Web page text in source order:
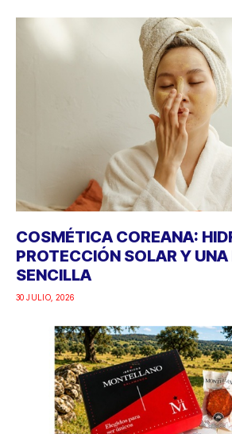
COSMÉTICA COREANA:
PROTECCIÓN SOLAR Y
SENCILLA
30 JULIO, 2026